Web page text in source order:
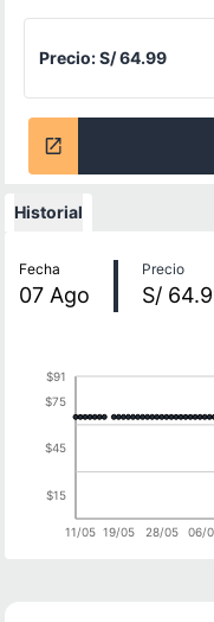
Precio:S/ 64.99
Historial
Fecha
07 Ago
Precio
S/
11/05 19/05 28/05 06/
$15
$45
$75
$91